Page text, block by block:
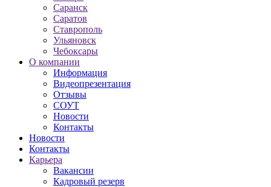
Саранск
Саратов
Ставрополь
Ульяновск
Чебоксары
О компании
Информация
Видеопрезентация
Отзывы
СОУТ
Новости
Контакты
Новости
Контакты
Карьера
Вакансии
Кадровый резерв